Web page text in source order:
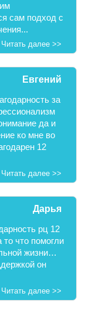
сам подход с
Читать далее >>
Евгений
за
да и
ко мне во
12
Читать далее >>
Дарья
рц 12
что помогли
жизни…
он
Читать далее >>